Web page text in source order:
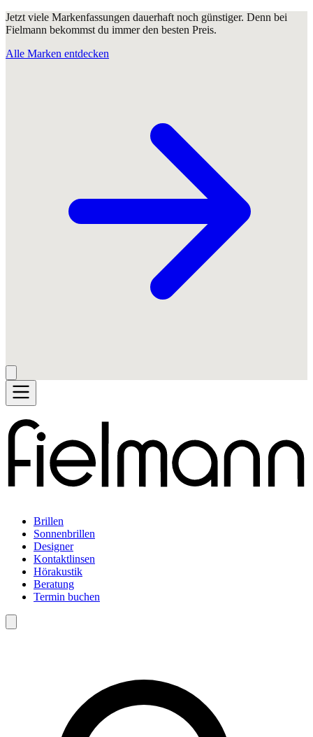
Jetzt viele Markenfassungen dauerhaft noch günstiger. Denn bei
Fielmann bekommst du immer den besten Preis.
Alle Marken entdecken
Brillen
Sonnenbrillen
Designer
Kontaktlinsen
Hörakustik
Beratung
Termin buchen